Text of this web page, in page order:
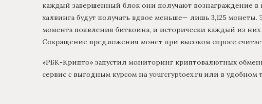
каждый завершенный блок они получают вознаграждение в
халвинга будут получать вдвое меньше— лишь 3,125 монеты.
момента появления биткоина, и исторически каждый из них
Сокращение предложения монет при высоком спросе
«РБК-Крипто» запустил мониторинг криптовалютных
сервис с выгодным курсом на yourcryptoex.ru или в удобном